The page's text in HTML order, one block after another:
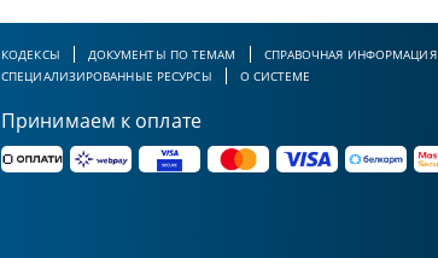
КОДЕКСЫ ДОКУМЕНТЫ ПО ТЕМАМ
СПРАВОЧНАЯ ИНФОРМАЦИЯ
СПЕЦИАЛИЗИРОВАННЫЕ РЕСУРСЫ
О СИСТЕМЕ
Принимаем к оплате